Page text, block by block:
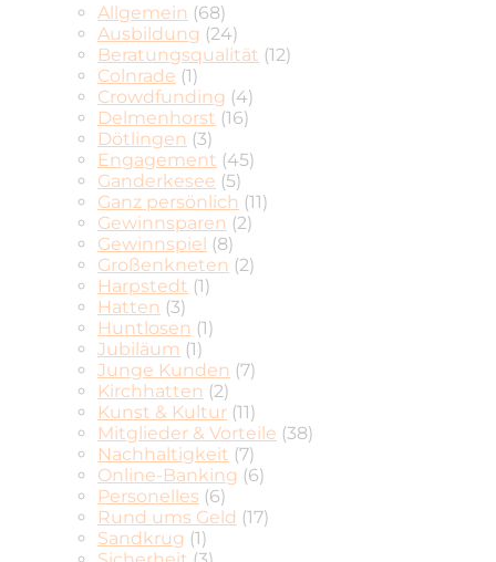
Allgemein (68)
Ausbildung (24)
Beratungsqualität (12)
Colnrade (1)
Crowdfunding (4)
Delmenhorst (16)
Dötlingen (3)
Engagement (45)
Ganderkesee (5)
Ganz persönlich (11)
Gewinnsparen (2)
Gewinnspiel (8)
Großenkneten (2)
Harpstedt (1)
Hatten (3)
Huntlosen (1)
Jubiläum (1)
Junge Kunden (7)
Kirchhatten (2)
Kunst & Kultur (11)
Mitglieder & Vorteile (38)
Nachhaltigkeit (7)
Online-Banking (6)
Personelles (6)
Rund ums Geld (17)
Sandkrug (1)